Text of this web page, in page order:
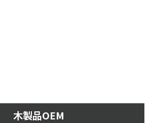
木製品OEM